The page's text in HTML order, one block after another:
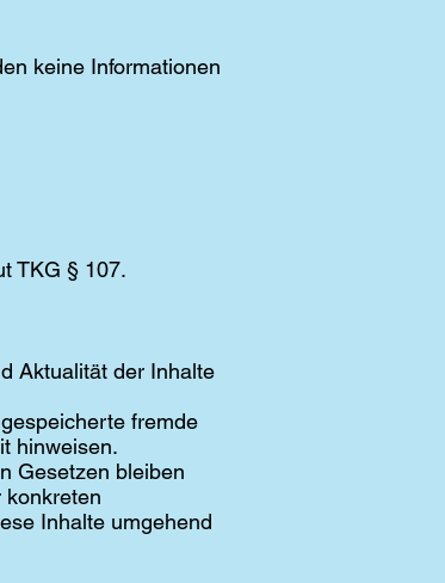
keine Informationen
TKG § 107.
Aktualität der Inhalte
fremde
hinweisen.
Gesetzen bleiben
konkreten
Inhalte umgehend